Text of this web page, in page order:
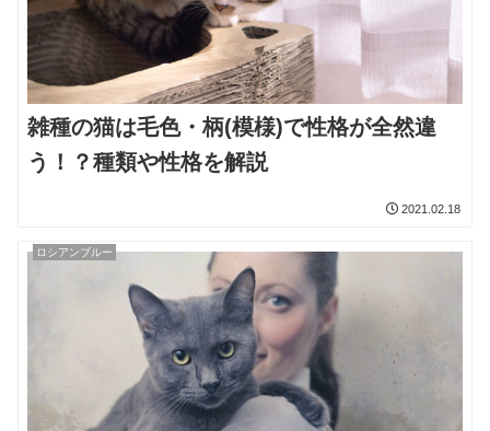
雑種の猫は毛色・柄(模様)で性格が全然違
う！？種類や性格を解説
2021.02.18
ロシアンブルー